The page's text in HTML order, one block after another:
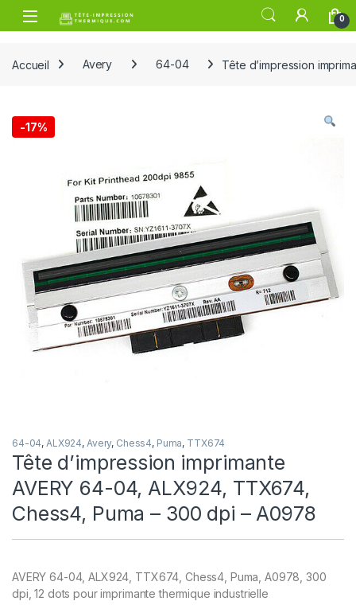
Skip to navigation
Skip to content
Open 0
Accueil Avery 64-04 Tête d’impression
-17%
64-04,ALX924, Avery, Chess4, Puma, TTX674
Tête d’impression imprimante
AVERY 64-04, ALX924, TTX674,
Chess4, Puma – 300 dpi – A0978
AVERY 64-04, ALX924, TTX674, Chess4, Puma, A0978, 300
dpi, 12 dots pour imprimante thermique industrielle